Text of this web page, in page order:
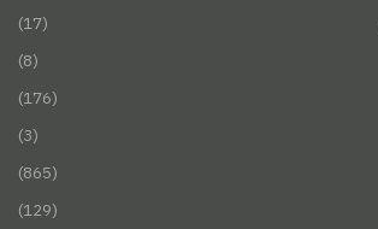
(17)
(8)
(176)
(3)
(865)
(129)